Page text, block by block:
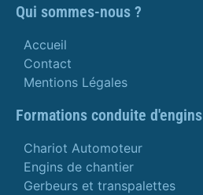
Qui sommes-nous ?
Accueil
Contact
Mentions Légales
Formations conduite d'engins
Chariot Automoteur
Engins de chantier
Gerbeurs et transpalettes